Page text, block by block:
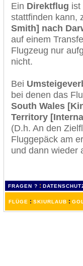
Ein Direktflug ist
stattfinden kann,
Smith] nach
auf einem
Flugzeug nur
nicht.
Bei
bei denen das
South Wales
Territory
(D.h. An den
Fluggepäck am
und dann wieder
FRAGEN ? :
FLÜGE : SKIURLAUB :